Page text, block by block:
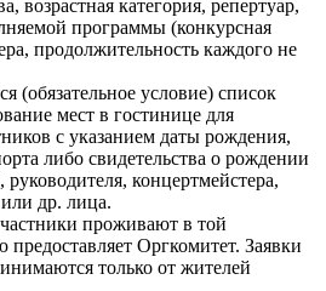
возрастная категория, репертуар,
программы (конкурсная
продолжительность каждого не
(обязательное условие) список
мест в гостинице для
с указанием даты рождения,
либо свидетельства о рождении
руководителя, концертмейстера,
др. лица.
проживают в той
предоставляет Оргкомитет. Заявки
только от жителей